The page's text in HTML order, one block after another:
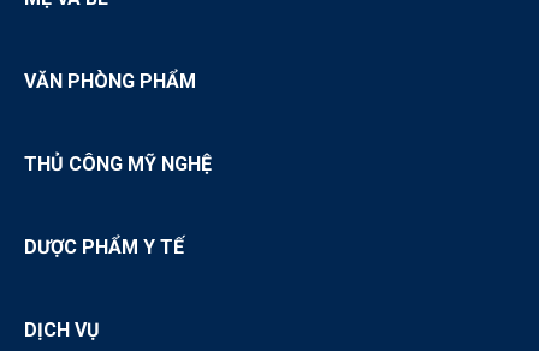
VĂN PHÒNG PHẨM
THỦ CÔNG MỸ NGHỆ
DƯỢC PHẨM Y TẾ
DỊCH VỤ